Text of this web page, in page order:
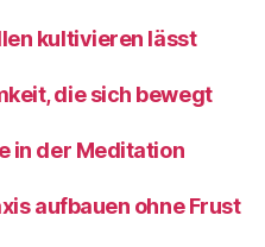
kultivieren lässt
die sich bewegt
in der Meditation
aufbauen ohne Frust